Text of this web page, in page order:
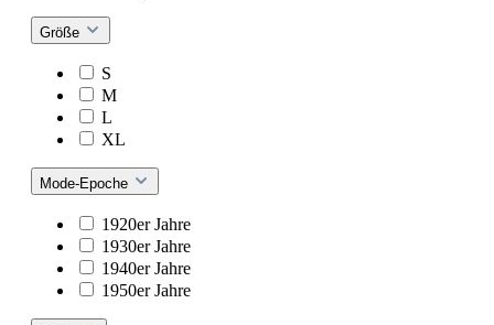
Größe
S
M
L
XL
Mode-Epoche
1920er Jahre
1930er Jahre
1940er Jahre
1950er Jahre